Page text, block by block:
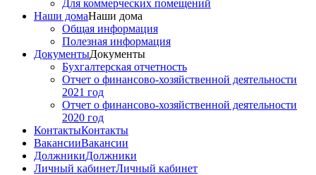
Для коммерческих помещений
Наши домаНаши дома
Общая информация
Полезная информация
ДокументыДокументы
Бухгалтерская отчетность
Отчет о финансово-хозяйственной деятельности
2021 год
Отчет о финансово-хозяйственной деятельности
2020 год
КонтактыКонтакты
ВакансииВакансии
ДолжникиДолжники
Личный кабинетЛичный кабинет